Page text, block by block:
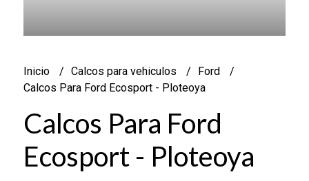
Inicio Calcos para vehiculos
Ford
Calcos Para Ford Ecosport - Ploteoya
Calcos Para Ford
Ecosport - Ploteoya